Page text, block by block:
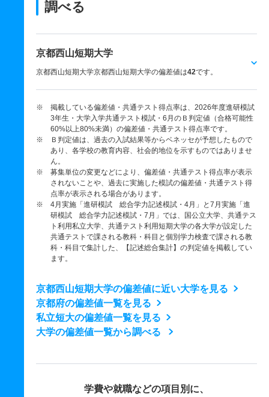
調べる
京都西山短期大学
京都西山短期大学京都西山短期大学の偏差値は42です。
※ 掲載している偏差値・共通テスト得点率は、2026年度進研模試
3年生・大学入学共通テスト模試・6月のＢ判定値（合格可能性
60%以上80%未満）の偏差値・共通テスト得点率です。
※ Ｂ判定値は、過去の入試結果等からベネッセが予想したもので
あり、各学校の教育内容、社会的地位を示すものではありませ
ん。
※ 募集単位の変更などにより、偏差値・共通テスト得点率が表示
されないことや、過去に実施した模試の偏差値・共通テスト得
点率が表示される場合があります。
※ 4月実施「進研模試 総合学力記述模試・4月」と7月実施「進
研模試 総合学力記述模試・7月」では、国公立大学、共通テス
ト利用私立大学、共通テスト利用短期大学の各大学が設定した
共通テストで課される教科・科目と個別学力検査で課される教
科・科目で集計した、【記述総合集計】の判定値を掲載してい
ます。
京都西山短期大学の偏差値に近い大学を見る
京都府の偏差値一覧を見る
私立短大の偏差値一覧を見る
大学の偏差値一覧から調べる
学費や就職などの項目別に、